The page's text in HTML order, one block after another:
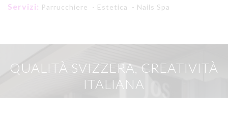
Servizi: Parrucchiere - Estetica - Nails Spa
QUALITÀ SVIZZERA, CREATIVITÀ
ITALIANA